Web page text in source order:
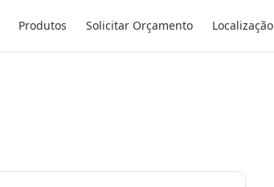
Produtos Solicitar Orçamento Localização